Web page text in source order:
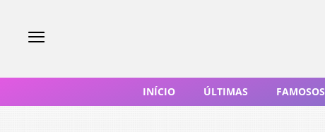
INÍCIO ÚLTIMAS FAMOSOS